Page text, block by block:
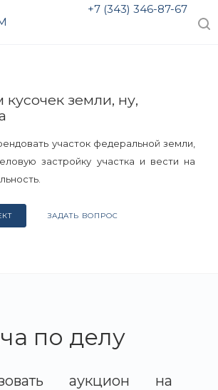
+7 (343) 346-87-67
земли, ну,
участок федеральной земли,
застройку участка и вести на
ЗАДАТЬ ВОПРОС
по делу
аукцион на